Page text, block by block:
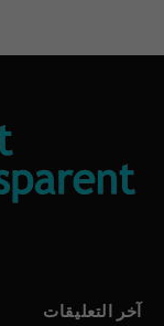
آخر التعليقات